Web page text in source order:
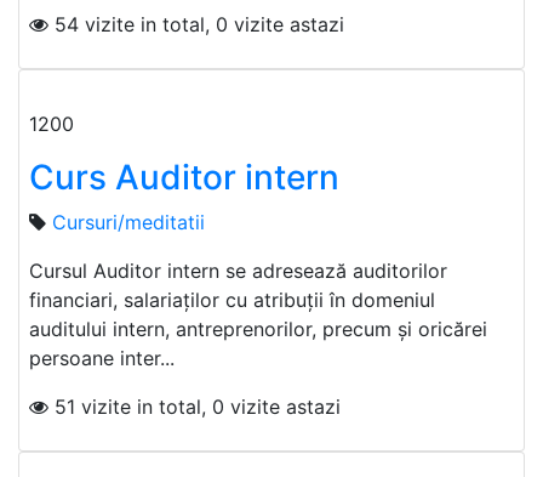
54 vizite in total, 0 vizite astazi
1200
Curs Auditor intern
Cursuri/meditatii
Cursul Auditor intern se adresează auditorilor
financiari, salariaţilor cu atribuţii în domeniul
auditului intern, antreprenorilor, precum şi oricărei
persoane inter...
51 vizite in total, 0 vizite astazi